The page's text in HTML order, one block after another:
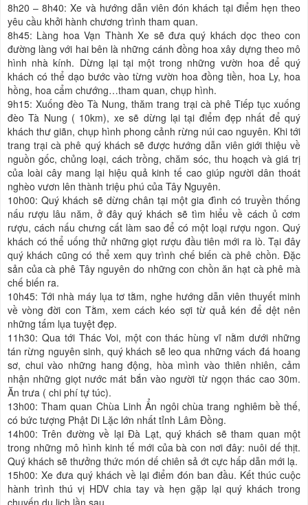
8h20 – 8h40: Xe và hướng dẫn viên đón khách tại điểm hẹn theo
yêu cầu khởi hành chương trình tham quan.
8h45: Làng hoa Vạn Thành Xe sẽ đưa quý khách dọc theo con
đường làng với hai bên là những cánh đồng hoa xây dựng theo mô
hình nhà kính. Dừng lại tại một trong những vườn hoa để quý
khách có thể dạo bước vào từng vườn hoa đồng tiền, hoa Ly, hoa
hồng, hoa cẩm chướng…tham quan, chụp hình.
9h15: Xuống đèo Tà Nung, thăm trang trại cà phê Tiếp tục xuống
đèo Tà Nung ( 10km), xe sẽ dừng lại tại điểm đẹp nhất để quý
khách thư giãn, chụp hình phong cảnh rừng núi cao nguyên. Khi tới
trang trại cà phê quý khách sẽ được hướng dẫn viên giới thiệu về
nguồn gốc, chủng loại, cách trồng, chăm sóc, thu hoạch và giá trị
của loài cây mang lại hiệu quả kinh tế cao giúp người dân thoát
nghèo vươn lên thành triệu phú của Tây Nguyên.
10h00: Quý khách sẽ dừng chân tại một gia đình có truyền thống
nấu rượu lâu năm, ở đây quý khách sẽ tìm hiểu về cách ủ cơm
rượu, cách nấu chưng cất làm sao để có một loại rượu ngon. Quý
khách có thể uống thử những giọt rượu đầu tiên mới ra lò. Tại đây
quý khách cũng có thể xem quy trình chế biến cà phê chồn. Đặc
sản của cà phê Tây nguyên do những con chồn ăn hạt cà phê mà
chế biến ra.
10h45: Tới nhà máy lụa tơ tằm, nghe hướng dẫn viên thuyết minh
về vòng đời con Tằm, xem cách kéo sợi từ quả kén để dệt nên
những tấm lụa tuyệt đẹp.
11h30: Qua tới Thác Voi, một con thác hùng vĩ nằm dưới những
tán rừng nguyên sinh, quý khách sẽ leo qua những vách đá hoang
sơ, chui vào những hang động, hòa mình vào thiên nhiên, cảm
nhận những giọt nước mát bắn vào người từ ngọn thác cao 30m.
Ăn trưa ( chi phí tự túc).
13h00: Tham quan Chùa Linh Ẩn ngôi chùa trang nghiêm bề thế,
có bức tượng Phật Di Lặc lớn nhất tỉnh Lâm Đồng.
14h00: Trên đường về lại Đà Lạt, quý khách sẽ tham quan một
trong những mô hình kinh tế mới của bà con nơi đây: nuôi dế thịt.
Quý khách sẽ thưởng thức món dế chiên sả ớt cực hấp dẫn mới lạ.
15h00: Xe đưa quý khách về lại điểm đón ban đầu. Kết thúc cuộc
hành trình thú vị HDV chia tay và hẹn gặp lại quý khách trong
chuyến du lịch lần sau.